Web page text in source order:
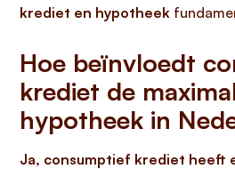
krediet en hypotheek
Hoe beïnvloedt
krediet de
hypotheek in
Ja, consumptief krediet heeft